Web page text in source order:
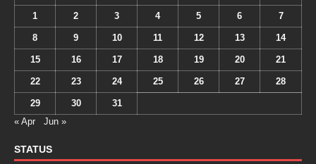
1 2 3 4 5 6 7
8 9 10 11 12 13 14
15 16 17 18 19 20 21
22 23 24 25 26 27 28
29 30
31
« Apr
Jun »
STATUS